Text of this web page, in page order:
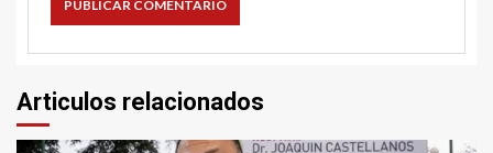
Articulos relacionados